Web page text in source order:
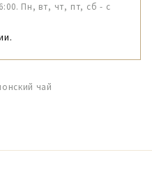
Пн, вт, чт, пт, сб - с
чай